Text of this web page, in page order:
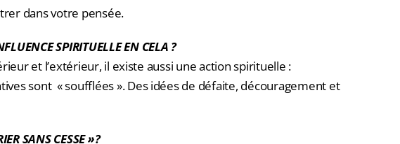
dans votre pensée.
SPIRITUELLE EN CELA ?
et l’extérieur, il existe aussi une action spirituelle :
sont « soufflées ». Des idées de défaite, découragement et
SANS CESSE »?